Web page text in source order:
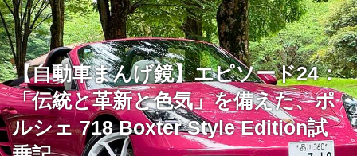
【自動車まんげ鏡】エピソード24：
「伝統と革新と色気」を備えた、ポ
ルシェ 718 Boxter Style Edition試